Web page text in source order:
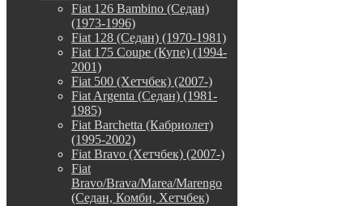
Fiat 126 Bambino (Седан)
(1973-1996)
Fiat 128 (Седан) (1970-1981)
Fiat 175 Coupe (Купе) (1994-
2001)
Fiat 500 (Хетчбек) (2007-)
Fiat Argenta (Седан) (1981-
1985)
Fiat Barchetta (Кабриолет)
(1995-2002)
Fiat Bravo (Хетчбек) (2007-)
Fiat
Bravo/Brava/Marea/Marengo
(Седан, Комби, Хетчбек)